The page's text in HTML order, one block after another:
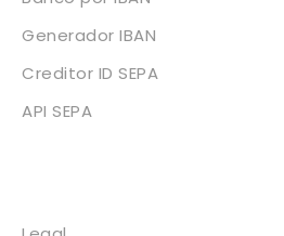
Generador IBAN
Creditor ID SEPA
API SEPA